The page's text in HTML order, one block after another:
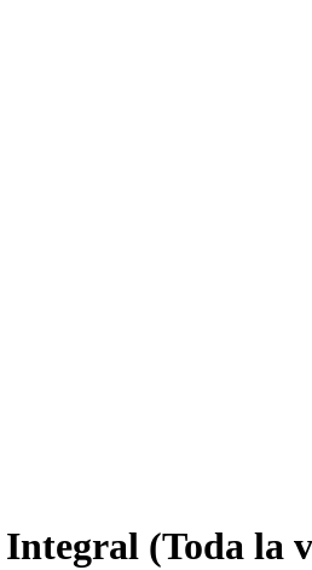
(Toda la